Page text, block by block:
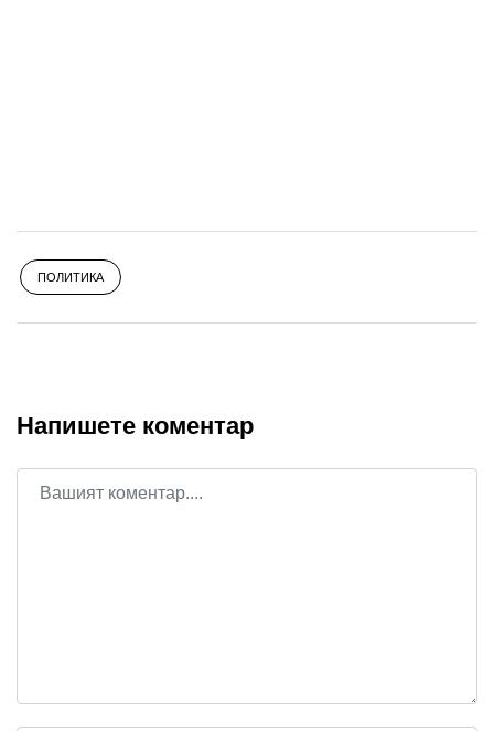
ПОЛИТИКА
Напишете коментар